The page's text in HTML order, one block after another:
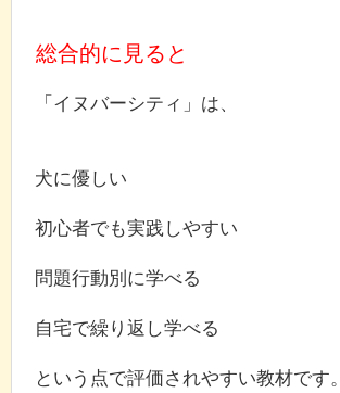
総合的に見ると
「イヌバーシティ」は、
犬に優しい
初心者でも実践しやすい
問題行動別に学べる
自宅で繰り返し学べる
という点で評価されやすい教材です。